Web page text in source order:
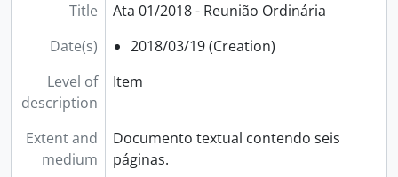
Title
Ata 01/2018 - Reunião Ordinária
Date(s)
2018/03/19 (Creation)
Level of
description
Item
Extent and
medium
Documento textual contendo seis
páginas.